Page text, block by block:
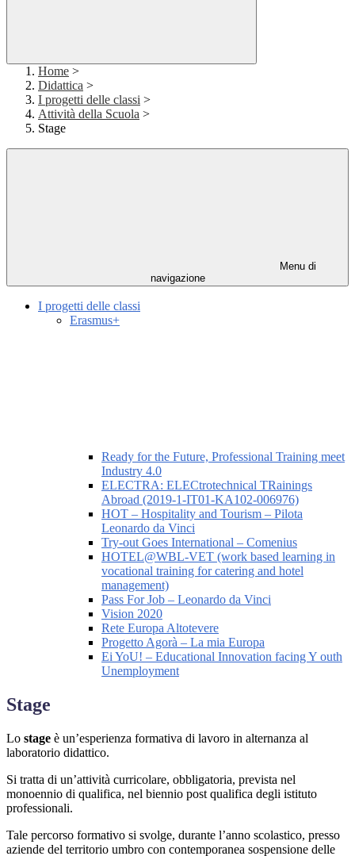
Home >
Didattica >
I progetti delle classi >
Attività della Scuola >
Stage
Menu di
navigazione
I progetti delle classi
Erasmus+
Ready for the Future, Professional Training meet
Industry 4.0
ELECTRA: ELECtrotechnical TRainings
Abroad (2019-1-IT01-KA102-006976)
HOT – Hospitality and Tourism – Pilota
Leonardo da Vinci
Try-out Goes International – Comenius
HOTEL@WBL-VET (work based learning in
vocational training for catering and hotel
management)
Pass For Job – Leonardo da Vinci
Vision 2020
Rete Europa Altotevere
Progetto Agorà – La mia Europa
Ei YoU! – Educational Innovation facing Y outh
Unemployment
Stage
Lo stage è un’esperienza formativa di lavoro in alternanza al
laboratorio didattico.
Si tratta di un’attività curricolare, obbligatoria, prevista nel
monoennio di qualifica, nel biennio post qualifica degli istituto
professionali.
Tale percorso formativo si svolge, durante l’anno scolastico, presso
aziende del territorio umbro con contemporanea sospensione delle